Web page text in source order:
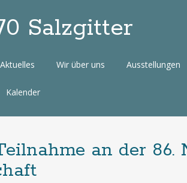
Salzgitter
Aktuelles Wir über uns Ausstellungen
Kalender
an der 86.